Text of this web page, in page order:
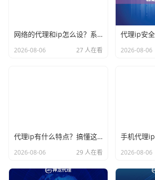
网络的代理和ip怎么设？系统设置手把手教会你
2026-08-06 27 人在看 2026-08-06
代理ip有什么特点？搞懂这些才能选对不踩坑
2026-08-06 29 人在看 2026-08-06